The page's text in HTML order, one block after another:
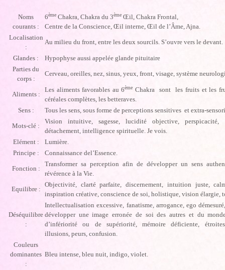
Noms
courants :
6ème Chakra, Chakra du 3ème Œil, Chakra Frontal,
Centre de la Conscience, Œil interne, Œil de l’Âme, Ajna.
Localisation
:
Au milieu du front, entre les deux sourcils. S’ouvre vers le devant.
Glandes :
Hypophyse aussi appelée glande pituitaire
Parties du
corps :
Cerveau, oreilles, nez, sinus, yeux, front, visage, système
Aliments :
Les aliments favorables au 6ème Chakra sont les fruits et les
céréales complètes, les betteraves.
Sens :
Tous les sens, sous forme de perceptions sensitives et extra-
Mots-clé :
Vision intuitive, sagesse, lucidité objective,
détachement, intelligence spirituelle. Je vois.
Elément :
Lumière.
Principe :
Connaissance del’Essence.
Fonction :
Transformer sa perception afin de développer un sens
révérence à la Vie.
Equilibre :
Objectivité, clarté parfaite, discernement, intuition juste,
inspiration créative, conscience de soi, holistique, vision élargie,
Déséquilibre
:
Intellectualisation excessive, fanatisme, arrogance, ego
développer une image erronée de soi des autres et du
d’infériorité ou de supériorité, mémoire déficiente,
illusions, peurs, confusion.
Couleurs
dominantes
:
Bleu intense, bleu nuit, indigo, violet.